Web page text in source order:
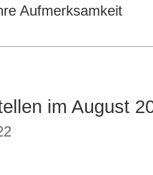
Aufmerksamkeit
im August